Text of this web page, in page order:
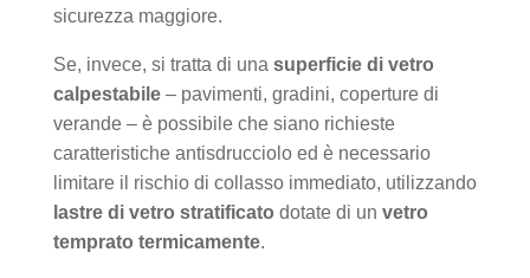
sicurezza maggiore.
Se, invece, si tratta di una superficie di vetro
calpestabile– pavimenti, gradini, coperture di
verande – è possibile che siano richieste
caratteristiche antisdrucciolo ed è necessario
limitare il rischio di collasso immediato, utilizzando
lastre di vetro stratificato dotate di un vetro
temprato termicamente.